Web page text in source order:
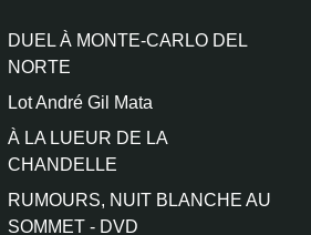
DUEL À MONTE-CARLO DEL
NORTE
Lot André Gil Mata
À LA LUEUR DE LA
CHANDELLE
RUMOURS, NUIT BLANCHE AU
SOMMET - DVD